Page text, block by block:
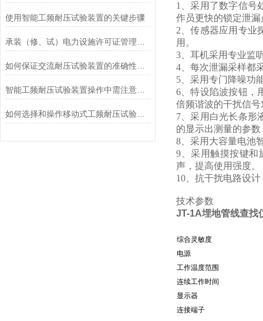
使用智能工频耐压试验装置的关键步骤
智能工频耐压试验装置操作中需注意的问题
如何选择和操作移动式工频耐压试验仪？
1、采用了数字信号
作员更快的锁定泄漏
2、传感器应用专业
用。
3、耳机采用专业监
4、每次泄漏采样都
5、采用专门降噪功
6、特设陷波按钮，
倍频谐波的干扰信
7、采用白光长条形
的显示出测量的参数
8、采用大容量电池
9、采用触摸按键和
声，提高使用强度。
10、抗干扰电路设
技术参数
JT-1A埋地管线查找
综合灵敏度
电源
工作温度范围
连续工作时间
显示器
连接端子